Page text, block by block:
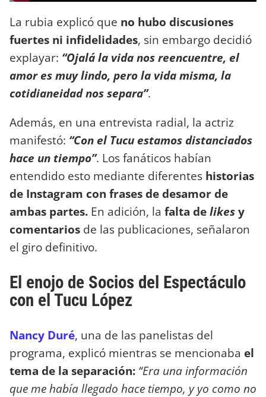
La rubia explicó que no hubo discusiones
fuertes ni infidelidades, sin embargo decidió
explayar: “Ojalá la vida nos reencuentre, el
amor es muy lindo, pero la vida misma, la
cotidianeidad nos separa”.
Además, en una entrevista radial, la actriz
manifestó: “Con el Tucu estamos distanciados
hace un tiempo”. Los fanáticos habían
entendido esto mediante diferentes historias
de Instagram con frases de desamor de
ambas partes. En adición, la falta delikesy
comentarios de las publicaciones, señalaron
el giro definitivo.
El enojo de Socios del Espectáculo
con el Tucu López
Nancy Duré, una de las panelistas del
programa, explicó mientras se mencionaba el
tema de la separación: “Era una información
que me había llegado hace tiempo, y yo como no